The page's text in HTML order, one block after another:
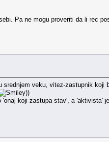
Pa ne mogu proveriti da li rec
veku, vitez-zastupnik koji
))
koji zastupa stav', a 'aktivista'